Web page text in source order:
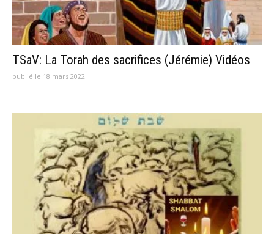
TSaV: La Torah des sacrifices (Jérémie) Vidéos
publié le 18 mars 2022